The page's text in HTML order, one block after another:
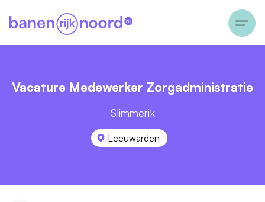
Vacature Medewerker Zorgadministratie
Slimmerik
Leeuwarden